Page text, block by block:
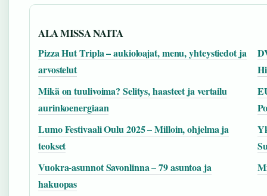
ALA MISSA NAITA
Pizza Hut Tripla – aukioloajat, menu, yhteystiedot ja
arvostelut
Mikä on tuulivoima? Selitys, haasteet ja vertailu
aurinkoenergiaan
Lumo Festivaali Oulu 2025 – Milloin, ohjelma ja
teokset
Vuokra-asunnot Savonlinna – 79 asuntoa ja
hakuopas